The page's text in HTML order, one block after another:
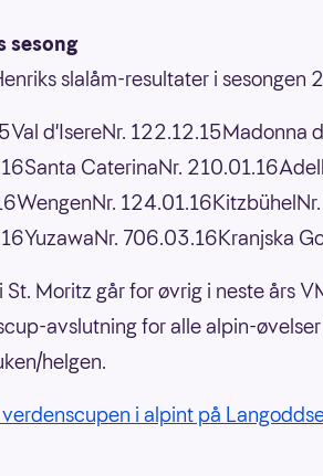
sesong
slalåm-resultater i sesongen
d'IsereNr. 122.12.15Madonna
CaterinaNr.
706.03.16Kranjska
St. Moritz går for øvrig i neste års
avslutning for alle alpin-
helgen.
i alpint på